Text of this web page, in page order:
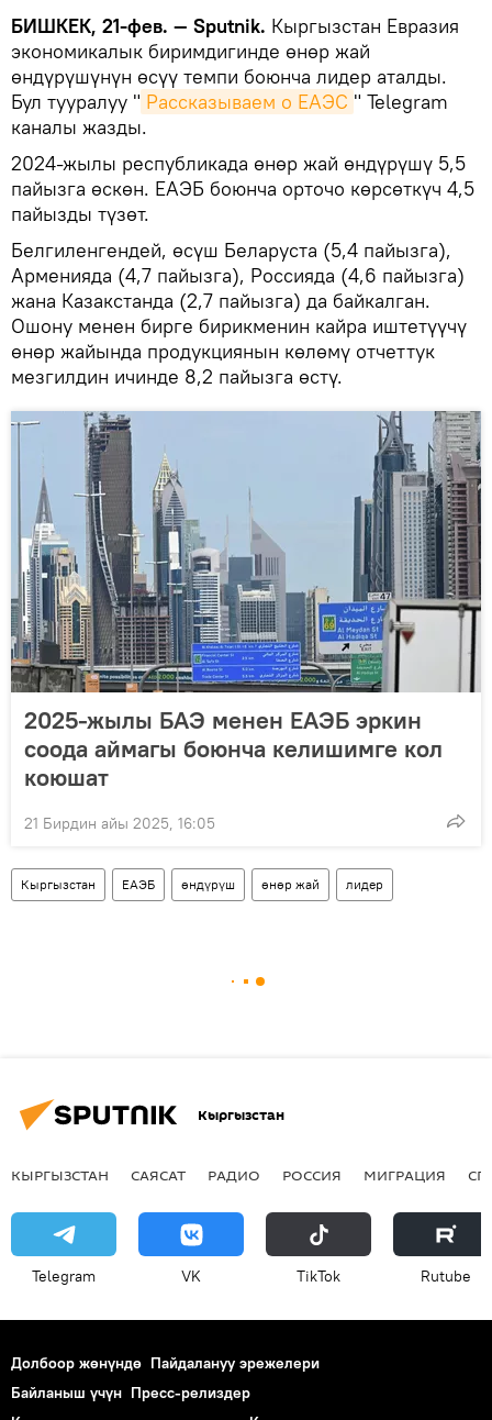
БИШКЕК, 21-фев. — Sputnik. Кыргызстан Евразия
экономикалык биримдигинде өнөр жай
өндүрүшүнүн өсүү темпи боюнча лидер аталды.
Бул тууралуу " Рассказываем о ЕАЭС " Telegram
каналы жазды.
2024-жылы республикада өнөр жай өндүрүшү 5,5
пайызга өскөн. ЕАЭБ боюнча орточо көрсөткүч 4,5
пайызды түзөт.
Белгиленгендей, өсүш Беларуста (5,4 пайызга),
Арменияда (4,7 пайызга), Россияда (4,6 пайызга)
жана Казакстанда (2,7 пайызга) да байкалган.
Ошону менен бирге бирикменин кайра иштетүүчү
өнөр жайында продукциянын көлөмү отчеттук
мезгилдин ичинде 8,2 пайызга өстү.
2025-жылы БАЭ менен ЕАЭБ эркин
соода аймагы боюнча келишимге кол
коюшат
21 Бирдин айы 2025, 16:05
Кыргызстан ЕАЭБ өндүрүш өнөр жай лидер
Кыргызстан
КЫРГЫЗСТАН САЯСАТ РАДИО РОССИЯ МИГРАЦИЯ
Telegram VK ТikТоk Rutube
Долбоор жөнүндө Пайдалануу эрежелери
Байланыш үчүн Пресс-релиздер